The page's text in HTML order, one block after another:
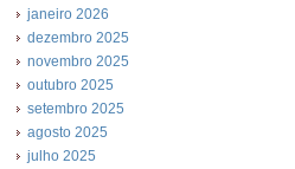
janeiro 2026
dezembro 2025
novembro 2025
outubro 2025
setembro 2025
agosto 2025
julho 2025